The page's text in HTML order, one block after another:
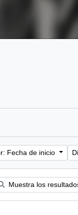
Fecha de inicio
Muestra los